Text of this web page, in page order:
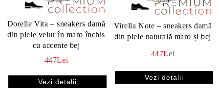
Dorelle Vita – sneakers damă
din piele velur în maro închis
cu accente bej
447Lei
Vezi detalii
Virella Note – sneakers damă
din piele naturală maro și bej
447Lei
Vezi detalii